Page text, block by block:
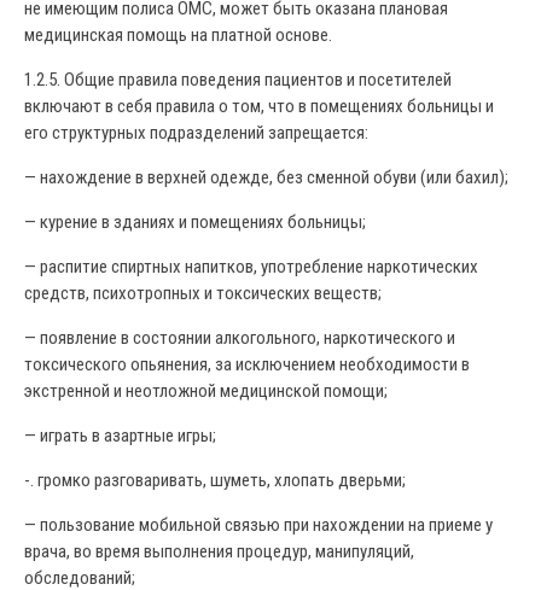
не имеющим полиса ОМС, может быть оказана плановая
медицинская помощь на платной основе.
1.2.5. Общие правила поведения пациентов и посетителей
включают в себя правила о том, что в помещениях больницы и
его структурных подразделений запрещается:
— нахождение в верхней одежде, без сменной обуви (или бахил);
— курение в зданиях и помещениях больницы;
— распитие спиртных напитков, употребление наркотических
средств, психотропных и токсических веществ;
— появление в состоянии алкогольного, наркотического и
токсического опьянения, за исключением необходимости в
экстренной и неотложной медицинской помощи;
— играть в азартные игры;
-. громко разговаривать, шуметь, хлопать дверьми;
— пользование мобильной связью при нахождении на приеме у
врача, во время выполнения процедур, манипуляций,
обследований;